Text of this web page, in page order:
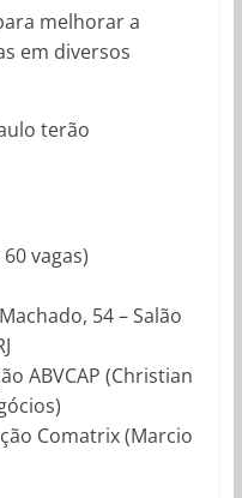
melhorar a
em diversos
terão
vagas)
54 – Salão
ABVCAP (Christian
Comatrix (Marcio